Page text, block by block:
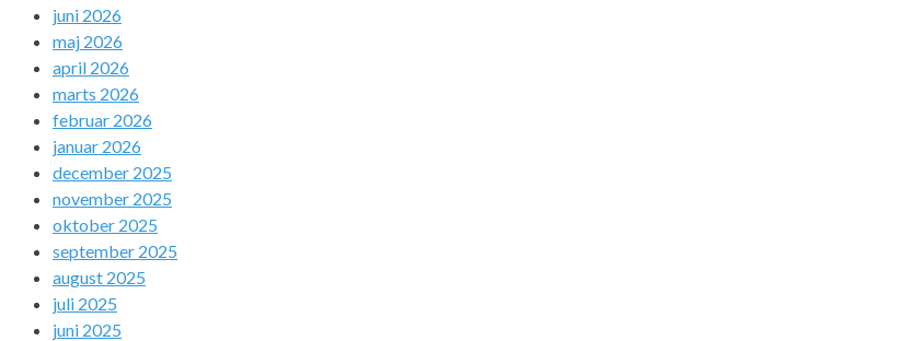
juni 2026
maj 2026
april 2026
marts 2026
februar 2026
januar 2026
december 2025
november 2025
oktober 2025
september 2025
august 2025
juli 2025
juni 2025